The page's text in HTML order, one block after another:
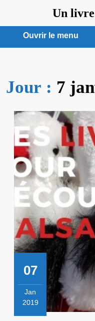
contenu
Un livre
Ouvrir le menu
Jour : 7
07
Jan
2019